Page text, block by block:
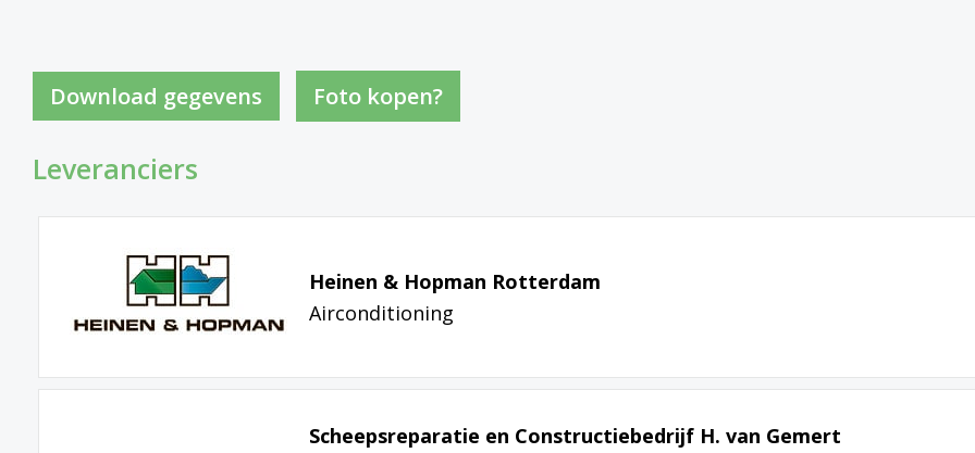
Foto kopen?
Leveranciers
Heinen & Hopman Rotterdam
Airconditioning
Scheepsreparatie en Constructiebedrijf H. van Gemert